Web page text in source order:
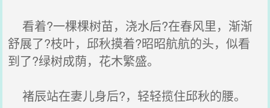
看着?一棵棵树苗，浇水后?在春风里，渐渐
舒展了?枝叶，邱秋摸着?昭昭航航的头，似看
到了?绿树成荫，花木繁盛。
褚辰站在妻儿身后?，轻轻揽住邱秋的腰。